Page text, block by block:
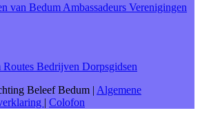
van Bedum Ambassadeurs Verenigingen
Routes Bedrijven Dorpsgidsen
Beleef Bedum | Algemene
| Colofon